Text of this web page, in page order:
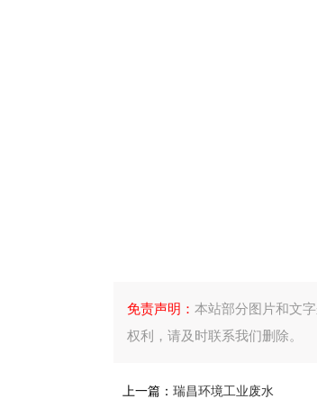
免责声明： 本站部分图片和文
权利，请及时联系我们删除。
上一篇： 瑞昌环境工业废水